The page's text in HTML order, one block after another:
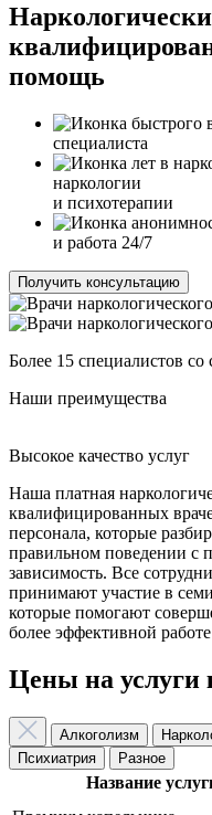
помощь
специалиста
наркологии
и психотерапии
и работа 24/7
Получить консультацию
Более 15 специалистов со
Наши преимущества
Высокое качество услуг
Наша платная
квалифицированных
персонала, которые
правильном поведении
зависимость. Все
принимают участие в
которые помогают
более эффективной
Цены на услуги
Алкоголизм
Психиатрия
Разное
Название